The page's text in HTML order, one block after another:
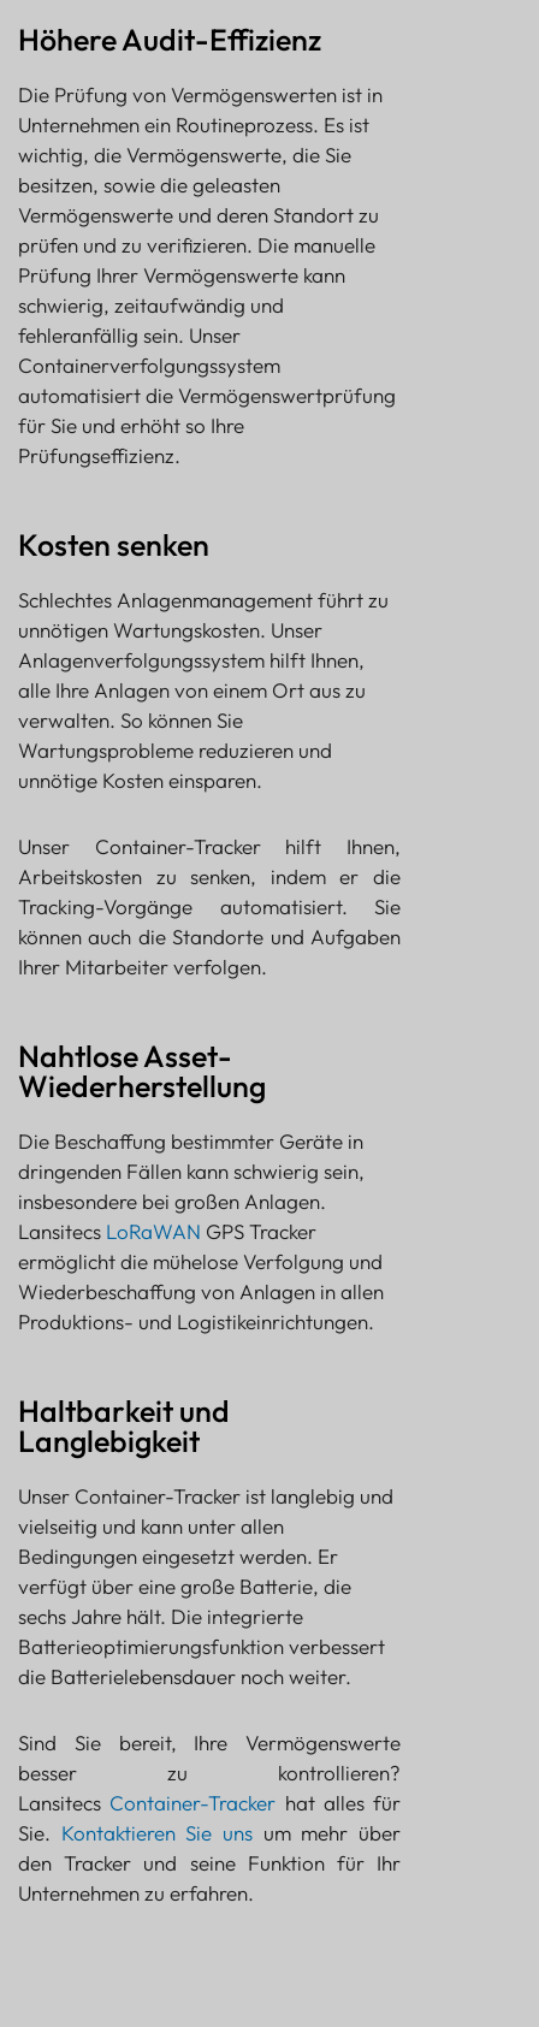
Höhere Audit-Effizienz
Die Prüfung von Vermögenswerten ist in
Unternehmen ein Routineprozess. Es ist
wichtig, die Vermögenswerte, die Sie
besitzen, sowie die geleasten
Vermögenswerte und deren Standort zu
prüfen und zu verifizieren. Die manuelle
Prüfung Ihrer Vermögenswerte kann
schwierig, zeitaufwändig und
fehleranfällig sein. Unser
Containerverfolgungssystem
automatisiert die Vermögenswertprüfung
für Sie und erhöht so Ihre
Prüfungseffizienz.
Kosten senken
Schlechtes Anlagenmanagement führt zu
unnötigen Wartungskosten. Unser
Anlagenverfolgungssystem hilft Ihnen,
alle Ihre Anlagen von einem Ort aus zu
verwalten. So können Sie
Wartungsprobleme reduzieren und
unnötige Kosten einsparen.
Unser Container-Tracker hilft Ihnen,
Arbeitskosten zu senken, indem er die
Tracking-Vorgänge automatisiert. Sie
können auch die Standorte und Aufgaben
Ihrer Mitarbeiter verfolgen.
Nahtlose Asset-
Wiederherstellung
Die Beschaffung bestimmter Geräte in
dringenden Fällen kann schwierig sein,
insbesondere bei großen Anlagen.
Lansitecs LoRaWAN GPS Tracker
ermöglicht die mühelose Verfolgung und
Wiederbeschaffung von Anlagen in allen
Produktions- und Logistikeinrichtungen.
Haltbarkeit und
Langlebigkeit
Unser Container-Tracker ist langlebig und
vielseitig und kann unter allen
Bedingungen eingesetzt werden. Er
verfügt über eine große Batterie, die
sechs Jahre hält. Die integrierte
Batterieoptimierungsfunktion verbessert
die Batterielebensdauer noch weiter.
Sind Sie bereit, Ihre Vermögenswerte
besser zu kontrollieren?
Lansitecs Container-Tracker hat alles für
Sie. Kontaktieren Sie uns um mehr über
den Tracker und seine Funktion für Ihr
Unternehmen zu erfahren.